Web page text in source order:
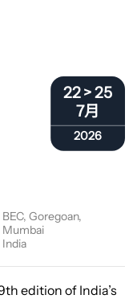
22 > 25
7月
2026
India
BEC, Goregoan,
Mumbai
edition of India’s